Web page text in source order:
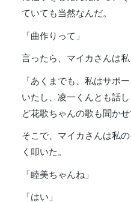
ていても当然なんだ。
「曲作りって」
言ったら、マイカさんは
「あくまでも、私はサポ
いたし、凌一くんとも話
ど花歌ちゃんの歌も聞かせ
そこで、マイカさんは私
く叩いた。
「睦美ちゃんね」
「はい」